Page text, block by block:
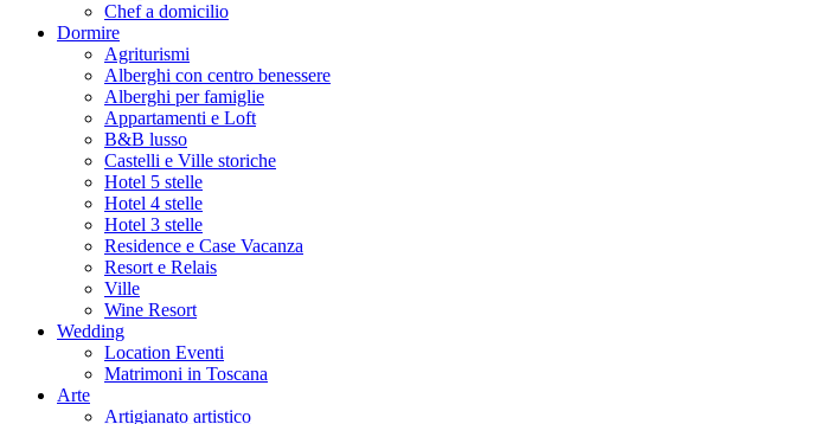
Chef a domicilio
Dormire
Agriturismi
Alberghi con centro benessere
Alberghi per famiglie
Appartamenti e Loft
B&B lusso
Castelli e Ville storiche
Hotel 5 stelle
Hotel 4 stelle
Hotel 3 stelle
Residence e Case Vacanza
Resort e Relais
Ville
Wine Resort
Wedding
Location Eventi
Matrimoni in Toscana
Arte
Artigianato artistico